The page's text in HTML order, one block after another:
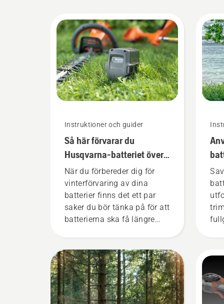
Instruktioner och guider
Så här förvarar du
Husqvarna-batteriet över
vintern
När du förbereder dig för
vinterförvaring av dina
batterier finns det ett par
saker du bör tänka på för att
batterierna ska få längre
på